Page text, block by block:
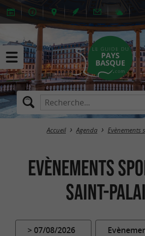
Accueil Agenda Evènements
Evènements
Saint-
> 07/08/2026